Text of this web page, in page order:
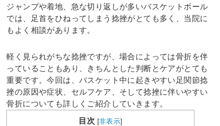
ジャンプや着地、急な切り返しが多いバスケットボール
では、足首をひねってしまう捻挫がとても多く、当院に
もよく相談があります。
軽く見られがちな捻挫ですが、場合によっては骨折を伴
っていることもあり、きちんとした判断とケアがとても
重要です。今回は、バスケット中に起きやすい足関節捻
挫の原因や症状、セルフケア、そして捻挫に伴いやすい
骨折についても詳しくご紹介していきます。
目次 [非表示]